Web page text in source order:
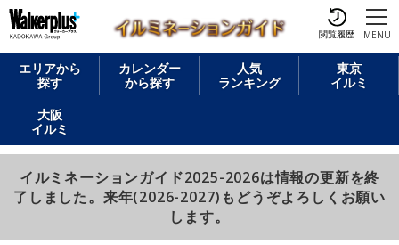
閲覧履歴 MENU
エリアから
探す
カレンダー
から探す
人気
ランキング
東京
イルミ
大阪
イルミ
イルミネーションガイド2025-2026は情報の更新を終
了しました。来年(2026-2027)もどうぞよろしくお願い
します。